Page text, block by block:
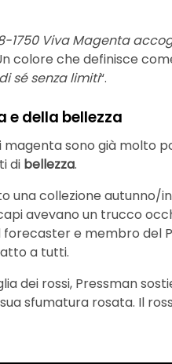
1750 Viva Magenta
colore che definisce
sé senza limiti“.
della bellezza
sono già molto
di bellezza.
una collezione autunno/
avevano un trucco
forecaster e membro del
a tutti.
dei rossi, Pressman
sfumatura rosata. Il